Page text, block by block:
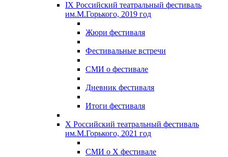
IX Российский театральный фестиваль
им.М.Горького, 2019 год
Жюри фестиваля
Фестивальные встречи
СМИ о фестивале
Дневник фестиваля
Итоги фестиваля
X Российский театральный фестиваль
им.М.Горького, 2021 год
СМИ о X фестивале